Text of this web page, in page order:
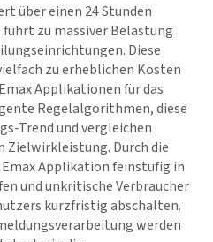
über einen 24 Stunden
zu massiver Belastung
Diese
zu erheblichen Kosten
Applikationen für das
Regelalgorithmen, diese
Trend und vergleichen
Zielwirkleistung. Durch die
Applikation feinstufig in
und unkritische Verbraucher
kurzfristig abschalten.
werden